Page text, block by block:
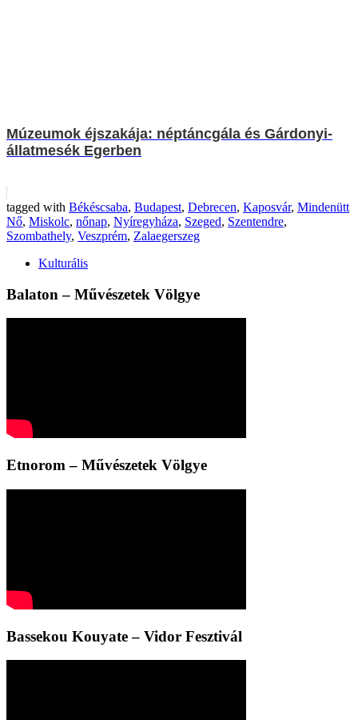
Múzeumok éjszakája: néptáncgála és Gárdonyi-
állatmesék Egerben
tagged with Békéscsaba, Budapest, Debrecen, Kaposvár, Mindenütt
Nő, Miskolc, nőnap, Nyíregyháza, Szeged, Szentendre,
Szombathely, Veszprém, Zalaegerszeg
Kulturális
Balaton – Művészetek Völgye
Etnorom – Művészetek Völgye
Bassekou Kouyate – Vidor Fesztivál